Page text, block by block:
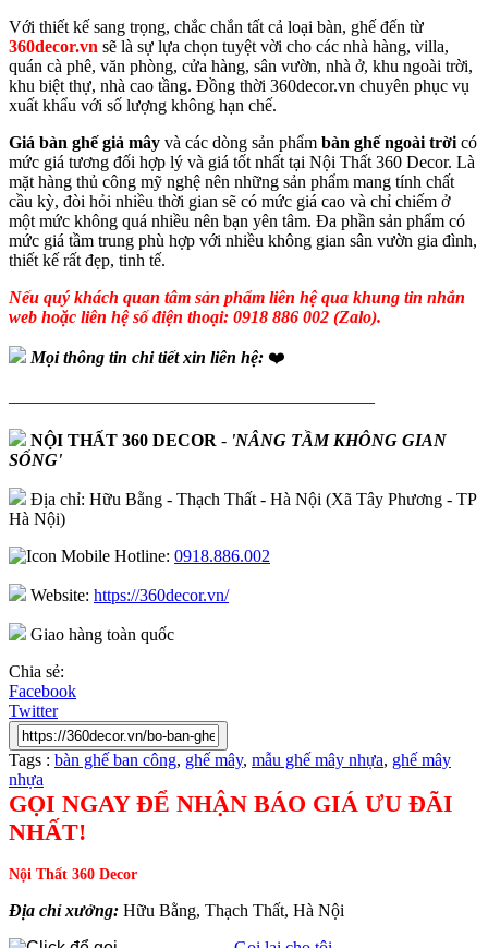
Với thiết kế sang trọng, chắc chắn tất cả loại bàn, ghế đến từ
360decor.vn sẽ là sự lựa chọn tuyệt vời cho các nhà hàng, villa,
quán cà phê, văn phòng, cửa hàng, sân vườn, nhà ở, khu ngoài trời,
khu biệt thự, nhà cao tầng. Đồng thời 360decor.vn chuyên phục vụ
xuất khẩu với số lượng không hạn chế.
Giá bàn ghế giả mây và các dòng sản phẩm bàn ghế ngoài trời có
mức giá tương đối hợp lý và giá tốt nhất tại Nội Thất 360 Decor. Là
mặt hàng thủ công mỹ nghệ nên những sản phẩm mang tính chất
cầu kỳ, đòi hỏi nhiều thời gian sẽ có mức giá cao và chỉ chiếm ở
một mức không quá nhiều nên bạn yên tâm. Đa phần sản phẩm có
mức giá tầm trung phù hợp với nhiều không gian sân vườn gia đình,
thiết kế rất đẹp, tinh tế.
Nếu quý khách quan tâm sản phẩm liên hệ qua khung tin nhắn
web hoặc liên hệ số điện thoại: 0918 886 002 (Zalo).
Mọi thông tin chi tiết xin liên hệ: ❤️
—————————————————————
NỘI THẤT 360 DECOR - 'NÂNG TẦM KHÔNG GIAN
SỐNG'
Địa chỉ: Hữu Bằng - Thạch Thất - Hà Nội (Xã Tây Phương - TP
Hà Nội)
Hotline: 0918.886.002
Website: https://360decor.vn/
Giao hàng toàn quốc
Chia sẻ:
Facebook
Twitter
Tags : bàn ghế ban công, ghế mây, mẫu ghế mây nhựa, ghế mây
nhựa
GỌI NGAY ĐỂ NHẬN BÁO GIÁ ƯU ĐÃI
NHẤT!
Nội Thất 360 Decor
Địa chỉ xưởng: Hữu Bằng, Thạch Thất, Hà Nội